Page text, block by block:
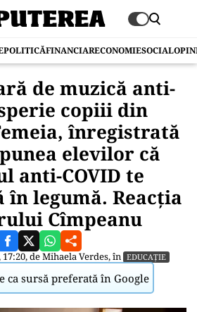
POLITICĂFINANCIARECONOMIESOCIAL
de muzică anti-
copiii din
înregistrată
elevilor că
anti-COVID te
legumă. Reacția
Cîmpeanu
deMihaela Verdes, în EDUCAȚIE
ca sursă preferată în Google